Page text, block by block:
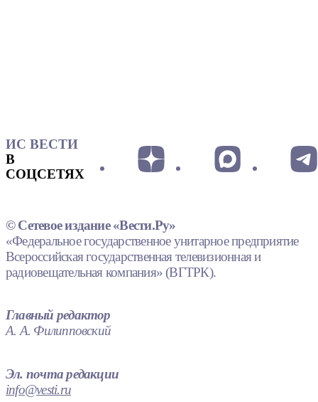
ИС ВЕСТИ
В
СОЦСЕТЯХ
© Сетевое издание «Вести.Ру»
«Федеральное государственное унитарное предприятие
Всероссийская государственная телевизионная и
радиовещательная компания» (ВГТРК).
Главный редактор
А. А. Филипповский
Эл. почта редакции
info@vesti.ru